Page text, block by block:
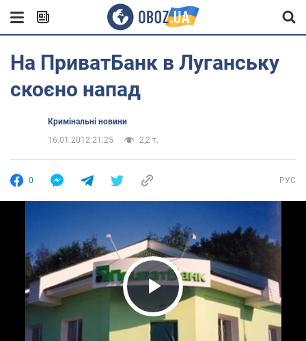
На ПриватБанк в Луганську
скоєно напад
Кримінальні новини
16.01.2012 21:25
2,2 т.
0 РУС
Play Video